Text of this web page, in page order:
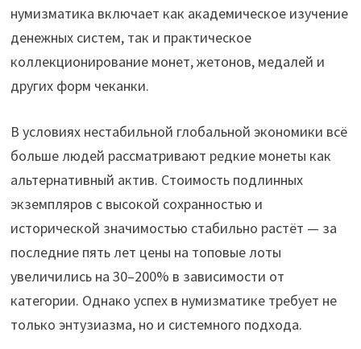
нумизматика включает как академическое изучение
денежных систем, так и практическое
коллекционирование монет, жетонов, медалей и
других форм чеканки.
В условиях нестабильной глобальной экономики всё
больше людей рассматривают редкие монеты как
альтернативный актив. Стоимость подлинных
экземпляров с высокой сохранностью и
исторической значимостью стабильно растёт — за
последние пять лет цены на топовые лоты
увеличились на 30–200% в зависимости от
категории. Однако успех в нумизматике требует не
только энтузиазма, но и системного подхода.